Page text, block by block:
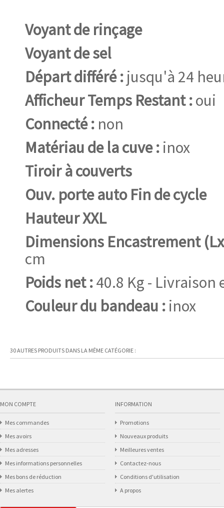
Voyant de rinçage
Voyant de sel
Départ différé : jusqu'à 24
Afficheur Temps Restant :oui
Connecté : non
Matériau de la cuve : inox
Tiroir à couverts
Ouv. porte auto Fin de cycle
Hauteur XXL
Dimensions Encastrement
cm
Poids net :40.8 Kg - Livraison
Couleur du bandeau : inox
30 AUTRES PRODUITS DANS LA MÊME CATÉGORIE :
MON COMPTE
Mes commandes
Mes avoirs
Mes adresses
Mes informations personnelles
Mes bons de réduction
Mes alertes
INFORMATION
Promotions
Nouveaux produits
Meilleures ventes
Contactez-nous
Conditions d'utilisation
A propos